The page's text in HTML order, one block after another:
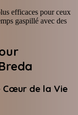
efficaces pour ceux
gaspillé avec des
Cœur de la Vie